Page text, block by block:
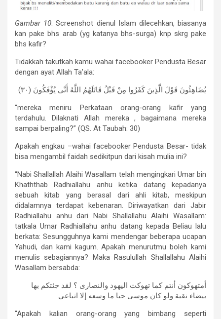
Gambar 10. Screenshot dienul Islam dilecehkan, biasanya
kan pake bhs arab (yg katanya bhs-surga) knp skrg pake
bhs kafir?
Tidakkah takutkah kamu wahai facebooker Pendusta Besar
dengan ayat Allah Ta’ala:
(يُضَاهِئُونَ قَوْلَ الَّذِينَ كَفَرُوا مِنْ قَبْلُ قَاتَلَهُمُ اللَّهُ أَنَّى يُؤْفَكُونَ (٣٠
“mereka meniru Perkataan orang-orang kafir yang
terdahulu. Dilaknati Allah mereka , bagaimana mereka
sampai berpaling?” (QS. At Taubah: 30)
Apakah engkau –wahai facebooker Pendusta Besar- tidak
bisa mengambil faidah sedikitpun dari kisah mulia ini?
“Nabi Shallallah Alaihi Wasallam telah mengingkari Umar bin
Khaththab Radhiallahu anhu ketika datang kepadanya
sebuah kitab yang berasal dari ahli kitab, meskipun
didalamnya terdapat kebenaran. Diriwayatkan dari Jabir
Radhiallahu anhu dari Nabi Shallallahu Alaihi Wasallam:
tatkala Umar Radhiallahu anhu datang kepada Beliau lalu
berkata: Sesungguhnya kami mendengar beberapa ucapan
Yahudi, dan kami kagum. Apakah menurutmu boleh kami
menulis sebagiannya? Maka Rasulullah Shallallahu Alaihi
Wasallam bersabda:
أمتهوكون أنتم كما تهوكت اليهود والنصارى ؟ لقد جئتكم بها
بيضاء نقية ولو كان موسى حيا ما وسعه إلا اتباعي
“Apakah kalian orang-orang yang bimbang seperti